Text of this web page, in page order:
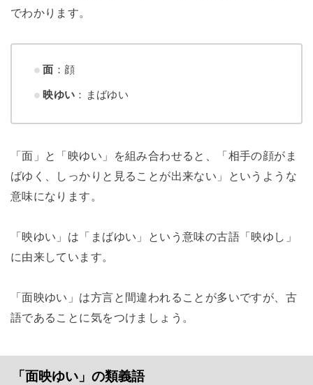
でわかります。
面 ：顔
映ゆい ：まばゆい
「面」と「映ゆい」を組み合わせると、「相手の顔がま
ばゆく、しっかりと見ることが出来ない」というような
意味になります。
「映ゆい」は「まばゆい」という意味の古語「映ゆし」
に由来しています。
「面映ゆい」は方言と間違われることが多いですが、古
語であることに気をつけましょう。
「面映ゆい」の類義語